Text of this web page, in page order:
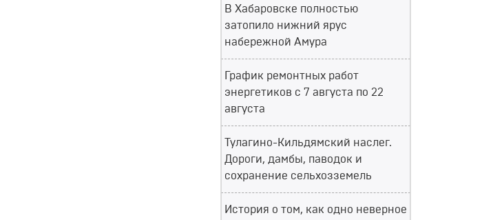
В Хабаровске полностью
затопило нижний ярус
набережной Амура
График ремонтных работ
энергетиков с 7 августа по 22
августа
Тулагино-Кильдямский наслег.
Дороги, дамбы, паводок и
сохранение сельхозземель
История о том, как одно неверное